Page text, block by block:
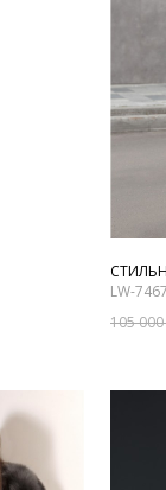
LW-
105